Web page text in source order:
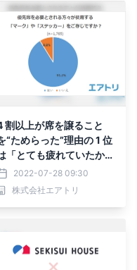
割以上が席を譲ること
“ためらった”理由の 1 位
「とても疲れていたか
」 譲らない人を見かけ
も何も言わずトラブルを
ける傾向に。 国内では
2022-07-28 09:30
株式会社エアトリ